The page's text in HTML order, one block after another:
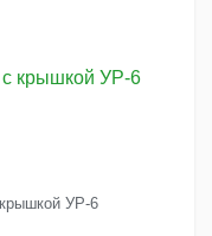
УР-6